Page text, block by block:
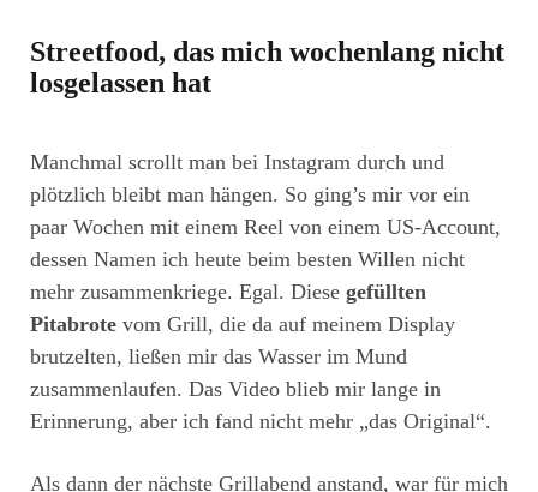
Streetfood, das mich wochenlang nicht
losgelassen hat
Manchmal scrollt man bei Instagram durch und
plötzlich bleibt man hängen. So ging’s mir vor ein
paar Wochen mit einem Reel von einem US-Account,
dessen Namen ich heute beim besten Willen nicht
mehr zusammenkriege. Egal. Diese gefüllten
Pitabrote vom Grill, die da auf meinem Display
brutzelten, ließen mir das Wasser im Mund
zusammenlaufen. Das Video blieb mir lange in
Erinnerung, aber ich fand nicht mehr „das Original“.
Als dann der nächste Grillabend anstand, war für mich